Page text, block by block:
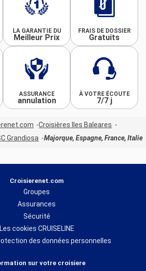
LA GARANTIE DU
Meilleur Prix
FRAIS DE DOSSIER
Gratuits
ASSURANCE
annulation
À VOTRE ÉCOUTE
7/7 j
Croisières Iles Baleares
Grandiosa Majorque, Espagne, France, Italie
Croisierenet.com
Groupes
Assurances
Sécurité
Les cookies CRUISELINE
des données personnelles
sur votre croisiere